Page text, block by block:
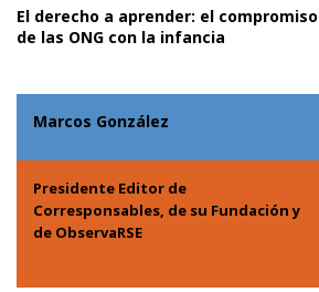
El derecho a aprender: el compromiso
de las ONG con la infancia
Marcos González
Presidente Editor de
Corresponsables, de su Fundación y
de ObservaRSE